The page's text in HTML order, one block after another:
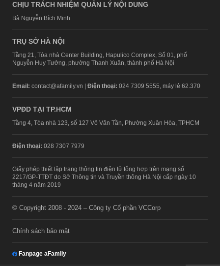
CHỊU TRÁCH NHIỆM QUẢN LÝ NỘI DUNG
Bà Nguyễn Bích Minh
TRỤ SỞ HÀ NỘI
Tầng 21, Tòa nhà Center Building, Hapulico Complex, Số 01, phố
Nguyễn Huy Tưởng, phường Thanh Xuân, thành phố Hà Nội
Email: contact@afamily.vn | Điện thoại: 024 7309 5555, máy lẻ 62.370
VPĐD TẠI TP.HCM
Tầng 4, Tòa nhà 123, số 127 Võ Văn Tần, Phường Xuân Hòa, TPHCM
Điện thoại: 028 7307 7979
Giấy phép thiết lập trang thông tin điện tử tổng hợp trên mạng số
2217/GP-TTĐT do Sở Thông tin và Truyền thông Hà Nội cấp ngày 10
tháng 4 năm 2019
© Copyright 2008 - 2024 – Công ty Cổ phần VCCorp
Chính sách bảo mật
Fanpage aFamily